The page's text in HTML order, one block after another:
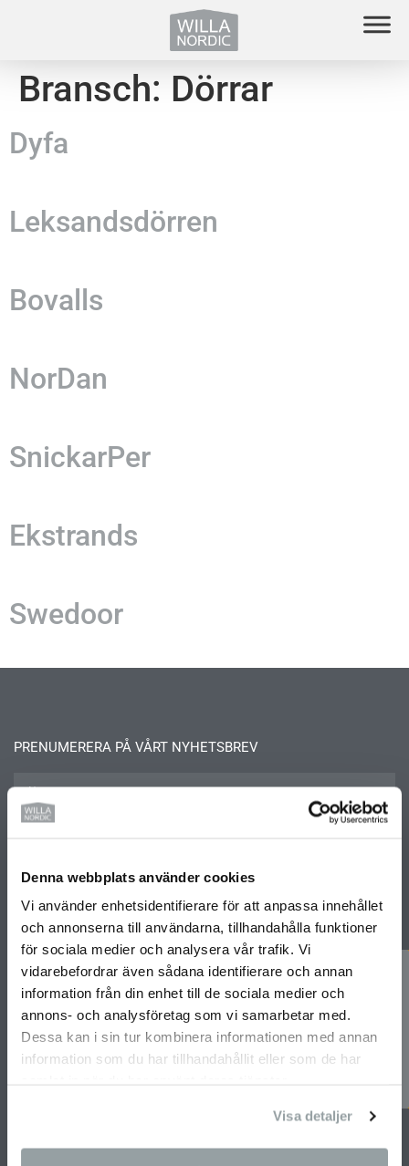
Denna webbplats använder cookies
Vi använder enhetsidentifierare för att anpassa innehållet
och annonserna till användarna, tillhandahålla funktioner
för sociala medier och analysera vår trafik. Vi
vidarebefordrar även sådana identifierare och annan
information från din enhet till de sociala medier och
annons- och analysföretag som vi samarbetar med.
Dessa kan i sin tur kombinera informationen med annan
information som du har tillhandahållit eller som de har
Visa detaljer
Bransch: Dörrar
Dyfa
Leksandsdörren
Bovalls
NorDan
SnickarPer
Ekstrands
Swedoor
SNABBLÄNKAR
Integritetspolicy
Årets Hus 2026
PRENUMERERA PÅ VÅRT NYHETSBREV
Prenumerera